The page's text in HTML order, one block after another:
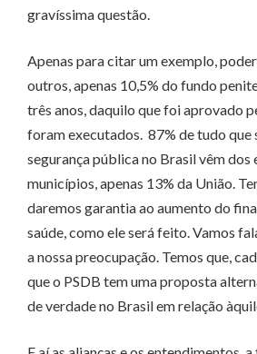
gravíssima questão.
Apenas para citar um exemplo,
outros, apenas 10,5% do fundo
três anos, daquilo que foi aprovado
foram executados. 87% de tudo que
segurança pública no Brasil vêm dos
municípios, apenas 13% da União.
daremos garantia ao aumento do
saúde, como ele será feito. Vamos
a nossa preocupação. Temos que,
que o PSDB tem uma proposta
de verdade no Brasil em relação